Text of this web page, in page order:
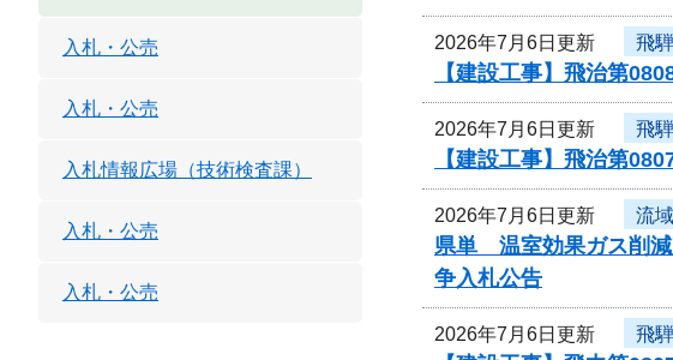
2026年7月6日更新 飛
【建設工事】飛治第
2026年7月6日更新 飛
【建設工事】飛治第
2026年7月6日更新 流
県単 温室効果ガス削
争入札公告
2026年7月6日更新 飛
入札・公売
入札・公売
入札情報広場（技術検査課）
入札・公売
入札・公売